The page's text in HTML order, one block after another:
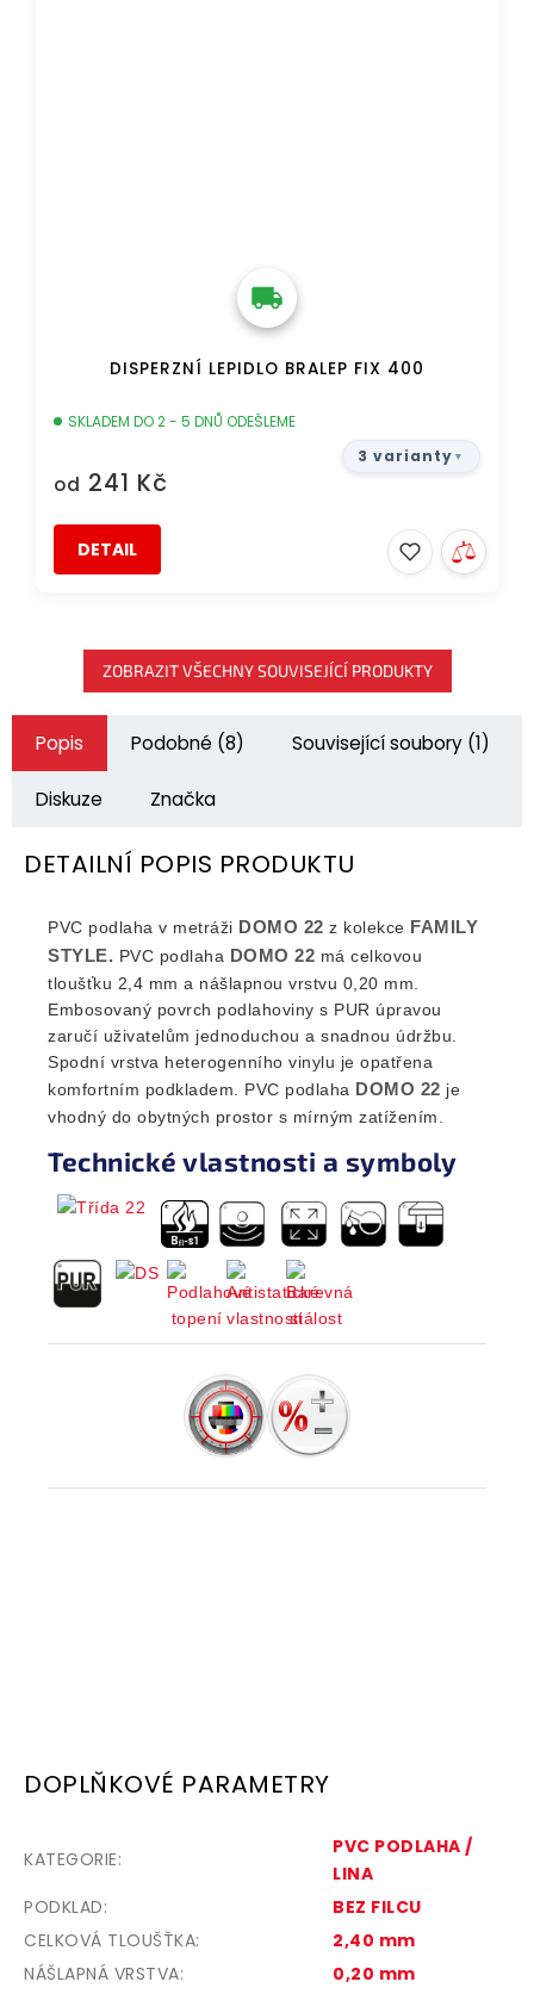
DISPERZNÍ LEPIDLO BRALEP FIX 400
SKLADEM DO 2 - 5 DNŮ ODEŠLEME
od 241 Kč
DETAIL
3 varianty
ZOBRAZIT VŠECHNY SOUVISEJÍCÍ PRODUKTY
Popis Podobné (8) Související soubory (1)
Diskuze Značka
DETAILNÍ POPIS PRODUKTU
PVC podlaha v metráži DOMO 22 z kolekce FAMILY
STYLE. PVC podlaha DOMO 22 má celkovou
tloušťku 2,4 mm a nášlapnou vrstvu 0,20 mm.
Embosovaný povrch podlahoviny s PUR úpravou
zaručí uživatelům jednoduchou a snadnou údržbu.
Spodní vrstva heterogenního vinylu je opatřena
komfortním podkladem. PVC podlaha DOMO 22 je
vhodný do obytných prostor s mírným zatížením.
Technické vlastnosti a symboly
DOPLŇKOVÉ PARAMETRY
KATEGORIE:
PVC PODLAHA /
LINA
PODKLAD:
BEZ FILCU
CELKOVÁ TLOUŠŤKA:
2,40 mm
NÁŠLAPNÁ VRSTVA:
0,20 mm